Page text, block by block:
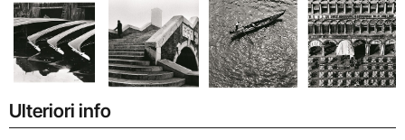
Ulteriori info